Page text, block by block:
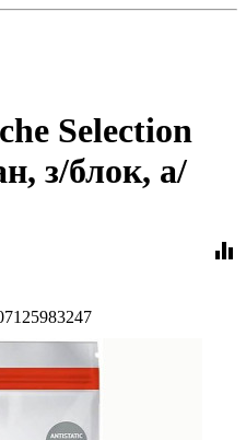
Selection
з/блок, а/
equalizer